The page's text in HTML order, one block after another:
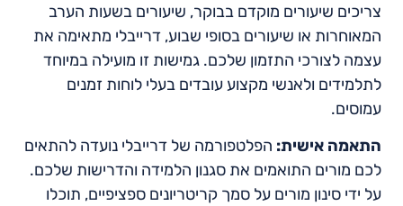
צריכים שיעורים מוקדם בבוקר, שיעורים בשעות הערב
המאוחרות או שיעורים בסופי שבוע, דרייבלי מתאימה את
עצמה לצורכי התזמון שלכם. גמישות זו מועילה במיוחד
לתלמידים ולאנשי מקצוע עובדים בעלי לוחות זמנים
עמוסים.
התאמה אישית: הפלטפורמה של דרייבלי נועדה להתאים
לכם מורים התואמים את סגנון הלמידה והדרישות שלכם.
על ידי סינון מורים על סמך קריטריונים ספציפיים, תוכלו